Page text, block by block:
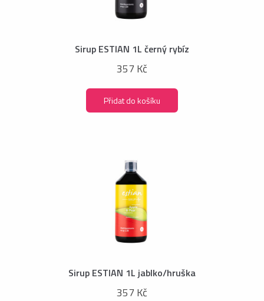
Sirup ESTIAN 1L černý rybíz
357 Kč
Přidat do košíku
Sirup ESTIAN 1L jablko/hruška
357 Kč